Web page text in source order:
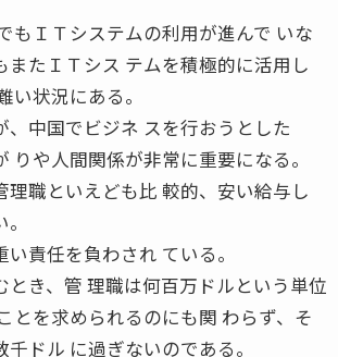
もＩＴシステムの利用が進んで いな
またＩＴシス テムを積極的に活用し
い状況にある。
、中国でビジネ スを行おうとした
りや人間関係が非常に重要になる。
理職といえども比 較的、安い給与し
責任を負わされ ている。
とき、管 理職は何百万ドルという単位
とを求められるのにも関 わらず、そ
ドル に過ぎないのである。